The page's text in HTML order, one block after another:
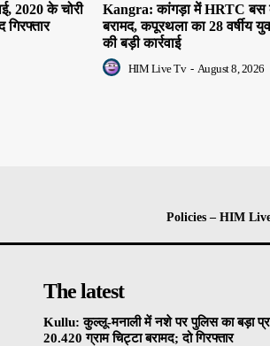
2020 के चोरी
गिरफ्तार
Kangra: कांगड़ा में HRTC बस
बरामद, कपूरथला का 28 वर्षीय
की बड़ी कार्रवाई
HIM Live Tv - August 8, 2026
Policies – HIM
The latest
Kullu: कुल्लू-मनाली में नशे पर पुलिस का बड़ा
20.420 ग्राम चिट्टा बरामद; दो गिरफ्तार